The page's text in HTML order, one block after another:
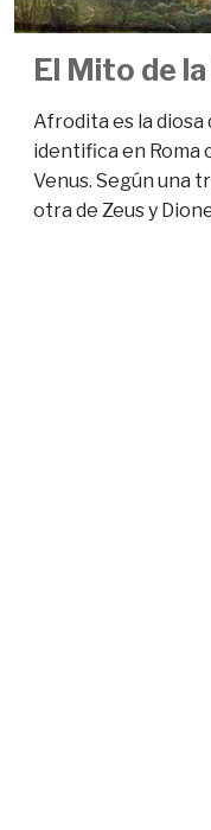
El Mito de
Afrodita es la diosa
identifica en Roma
Venus. Según una
otra de Zeus y